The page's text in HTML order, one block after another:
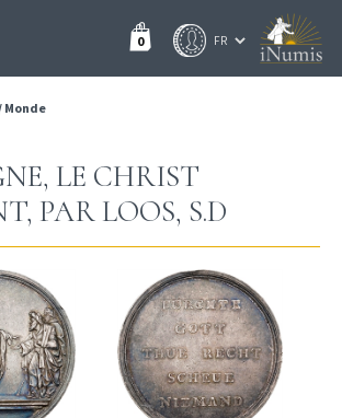
0
Monde
LE CHRIST
PAR LOOS, S.D